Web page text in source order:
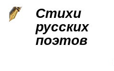
Стихи
русских
поэтов